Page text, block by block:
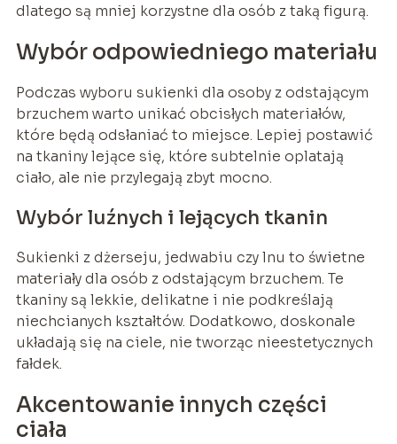
dlatego są mniej korzystne dla osób z taką figurą.
Wybór odpowiedniego materiału
Podczas wyboru sukienki dla osoby z odstającym
brzuchem warto unikać obcisłych materiałów,
które będą odsłaniać to miejsce. Lepiej postawić
na tkaniny lejące się, które subtelnie oplatają
ciało, ale nie przylegają zbyt mocno.
Wybór luźnych i lejących tkanin
Sukienki z dżerseju, jedwabiu czy lnu to świetne
materiały dla osób z odstającym brzuchem. Te
tkaniny są lekkie, delikatne i nie podkreślają
niechcianych kształtów. Dodatkowo, doskonale
układają się na ciele, nie tworząc nieestetycznych
fałdek.
Akcentowanie innych części
ciała